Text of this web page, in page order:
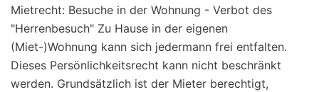
Mietrecht: Besuche in der Wohnung - Verbot des
"Herrenbesuch" Zu Hause in der eigenen
(Miet-)Wohnung kann sich jedermann frei entfalten.
Dieses Persönlichkeitsrecht kann nicht beschränkt
werden. Grundsätzlich ist der Mieter berechtigt,